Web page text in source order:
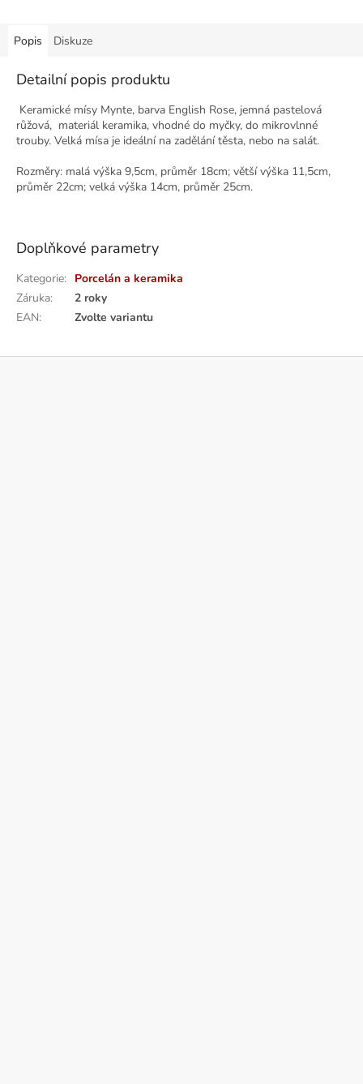
Popis Diskuze
Detailní popis produktu
Keramické mísy Mynte, barva English Rose, jemná pastelová
růžová, materiál keramika, vhodné do myčky, do mikrovlnné
trouby. Velká mísa je ideální na zadělání těsta, nebo na salát.
Rozměry: malá výška 9,5cm, průměr 18cm; větší výška 11,5cm,
průměr 22cm; velká výška 14cm, průměr 25cm.
Doplňkové parametry
Kategorie: Porcelán a keramika
Záruka:
2 roky
EAN: Zvolte variantu
Z